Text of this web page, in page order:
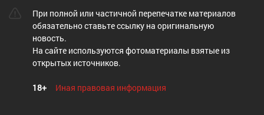
При полной или частичной перепечатке материалов
обязательно ставьте ссылку на оригинальную
новость.
На сайте используются фотоматериалы взятые из
открытых источников.
18+ Иная правовая информация